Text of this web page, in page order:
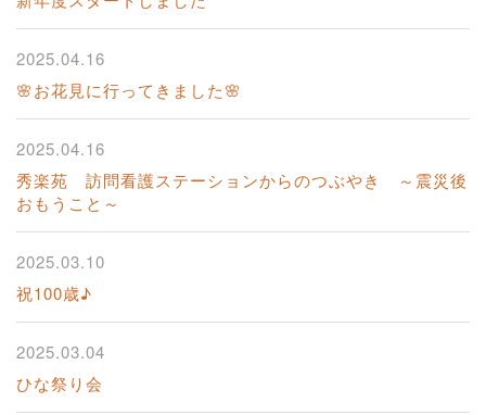
2025.04.16
🌸お花見に行ってきました🌸
2025.04.16
秀楽苑 訪問看護ステーションからのつぶやき ～震災後
おもうこと～
2025.03.10
祝100歳♪
2025.03.04
ひな祭り会